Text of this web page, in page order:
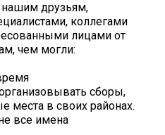
нашим друзьям,
коллегами
лицами от
чем могли:
сборы,
места в своих районах.
все имена